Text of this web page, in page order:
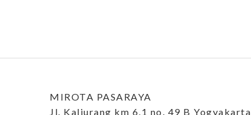
MIROTA PASARAYA
Jl. Kaliurang km 6,1 no. 49 B Yogyakarta